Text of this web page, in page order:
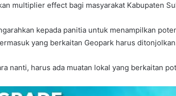
multiplier effect bagi masyarakat Kabupaten
kepada panitia untuk menampilkan
yang berkaitan Geopark harus
nanti, harus ada muatan lokal yang berkaitan